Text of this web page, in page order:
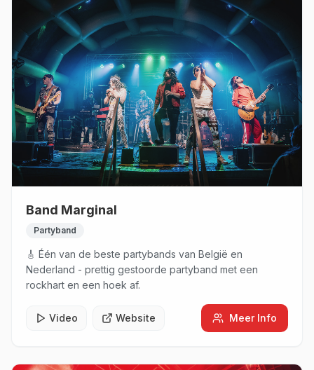
Band Marginal
Partyband
🎸 Één van de beste partybands van België en
Nederland - prettig gestoorde partyband met een
rockhart en een hoek af.
Video Website Meer Info